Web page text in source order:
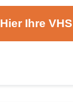
Hier Ihre